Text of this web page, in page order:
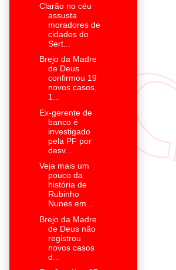
Clarão no céu
assusta
moradores de
cidades do
Sert...
Brejo da Madre
de Deus
confirmou 19
novos casos,
1...
Ex-gerente de
banco é
investigado
pela PF por
desv...
Veja mais um
pouco da
história de
Rubinho
Nunes em...
Brejo da Madre
de Deus não
registrou
novos casos
d...